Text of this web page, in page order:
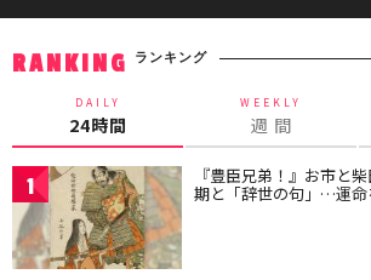
RANKING ランキング
DAILY
24時間
WEEKLY
週 間
1 『豊臣兄弟！』お市と
期と「辞世の句」…運命